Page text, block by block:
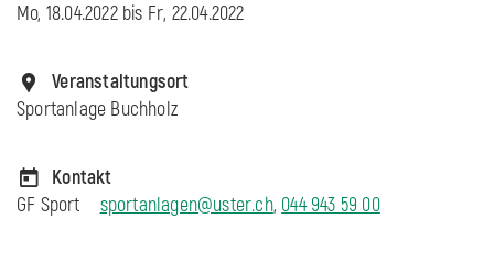
Mo, 18.04.2022 bis Fr, 22.04.2022
Veranstaltungsort
Sportanlage Buchholz
Kontakt
GF Sport
sportanlagen@uster.ch, 044 943 59 00